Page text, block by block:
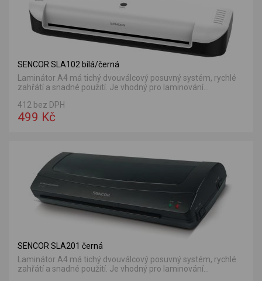
SENCOR SLA102 bílá/černá
Laminátor A4 má tichý dvouválcový posuvný systém, rychlé
zahřátí a snadné použití. Je vhodný pro laminování...
412 bez DPH
499 Kč
SENCOR SLA201 černá
Laminátor A4 má tichý dvouválcový posuvný systém, rychlé
zahřátí a snadné použití. Je vhodný pro laminování...